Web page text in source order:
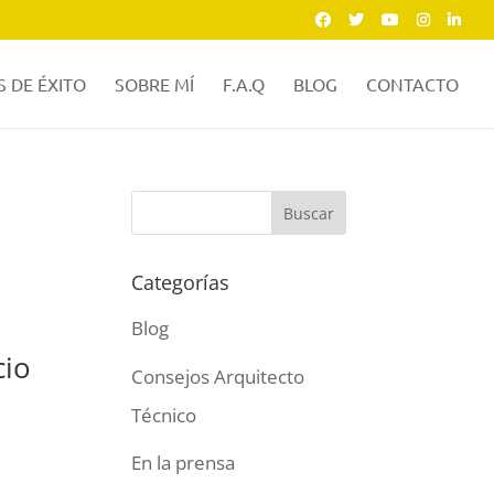
DE ÉXITO SOBRE MÍ F.A.Q BLOG CONTACTO
Categorías
Blog
Consejos Arquitecto
Técnico
En la prensa